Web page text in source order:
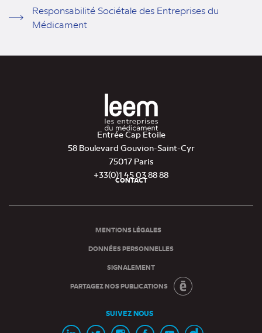
Responsabilité Sociétale des Entreprises du
Médicament
Entrée Cap Etoile
58 Boulevard Gouvion-Saint-Cyr
75017 Paris
+33(0)1 45 03 88 88
de
CONTACT
MENTIONS LÉGALES
DONNÉES PERSONNELLES
SIGNALEMENT
PARTAGEZ NOS PUBLICATIONS
SUIVEZ NOUS
Page Page Page Page ChaineChaine